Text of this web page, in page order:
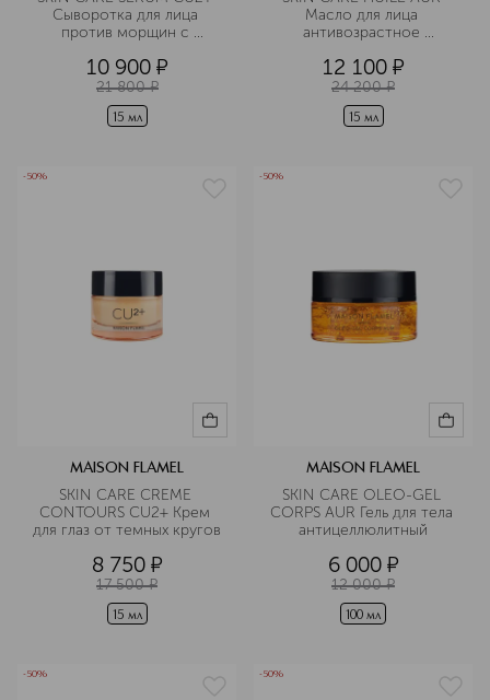
Сыворотка для лица
против морщин с
10 900 ¤
21 800 ¤
15 мл
Масло для лица
антивозрастное
12 100 ¤
24 200 ¤
15 мл
-50%
MAISON FLAMEL
SKIN CARE CREME
CONTOURS CU2+ Крем
для глаз от темных кругов
8 750 ¤
17 500 ¤
15 мл
-50%
MAISON FLAMEL
SKIN CARE OLEO-GEL
CORPS AUR Гель для тела
антицеллюлитный
6 000 ¤
12 000 ¤
100 мл
-50% -50%